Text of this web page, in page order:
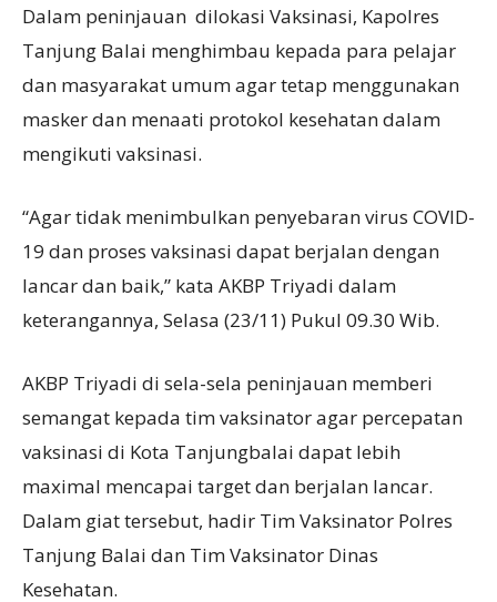
Dalam peninjauan dilokasi Vaksinasi, Kapolres
Tanjung Balai menghimbau kepada para pelajar
dan masyarakat umum agar tetap menggunakan
masker dan menaati protokol kesehatan dalam
mengikuti vaksinasi.
“Agar tidak menimbulkan penyebaran virus COVID-
19 dan proses vaksinasi dapat berjalan dengan
lancar dan baik,” kata AKBP Triyadi dalam
keterangannya, Selasa (23/11) Pukul 09.30 Wib.
AKBP Triyadi di sela-sela peninjauan memberi
semangat kepada tim vaksinator agar percepatan
vaksinasi di Kota Tanjungbalai dapat lebih
maximal mencapai target dan berjalan lancar.
Dalam giat tersebut, hadir Tim Vaksinator Polres
Tanjung Balai dan Tim Vaksinator Dinas
Kesehatan.